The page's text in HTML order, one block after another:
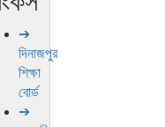
➔
দিনাজপুর
শিক্ষা
বোর্ড
➔